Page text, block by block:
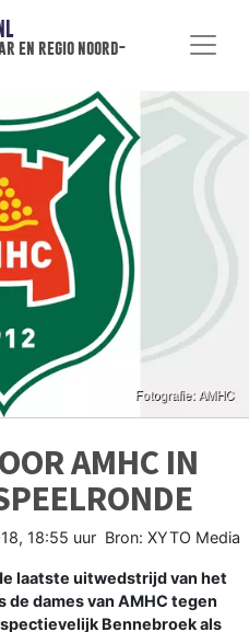
en regio noord-
AMHC IN
18:55 uur Bron: XYTO Media
laatste uitwedstrijd van het
de dames van AMHC tegen
Bennebroek als